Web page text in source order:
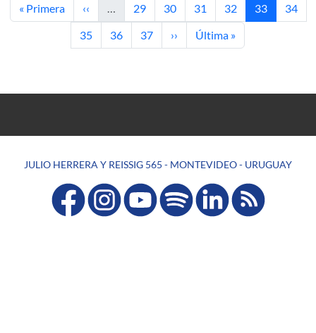
First page
« Primera Previous page
‹‹ … Page
29 Page
30 Page
31 Page
32 Current
33 Page
34
Page
35 Page
36 Page
37 Next page
›› Last page
Última »
JULIO HERRERA Y REISSIG 565 - MONTEVIDEO - URUGUAY